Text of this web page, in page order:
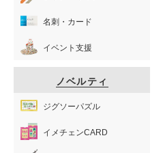
名刺・カード
イベント支援
ノベルティ
ジグソーパズル
イメチェンCARD